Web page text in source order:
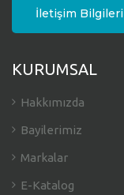
İletişim Bilgileri
KURUMSAL
Hakkımızda
Bayilerimiz
Markalar
E-Katalog